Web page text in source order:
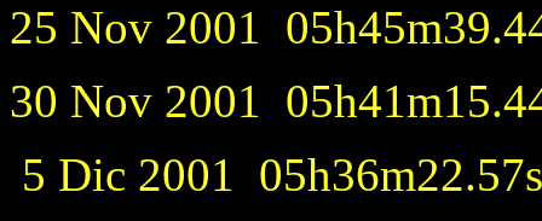
25 Nov 2001
30 Nov 2001
5 Dic 2001